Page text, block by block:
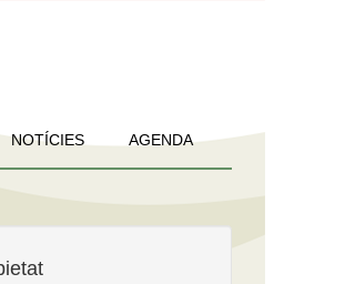
NOTÍCIES AGENDA